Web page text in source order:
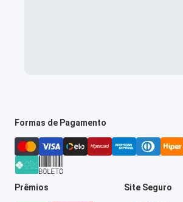
Formas de Pagamento
Prêmios Site Seguro